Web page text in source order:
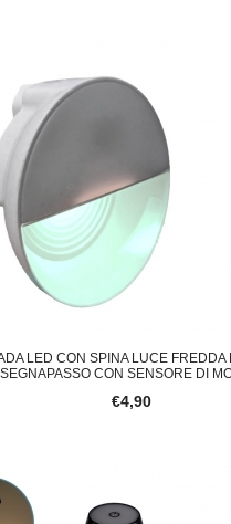
LED CON SPINA LUCE FREDDA
CON SENSORE DI
€4,90